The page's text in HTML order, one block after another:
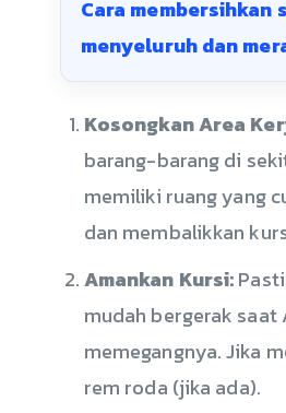
Cara membersihkan
menyeluruh dan
Kosongkan Area
barang-barang di
memiliki ruang yang
dan membalikkan
Amankan Kursi:
mudah bergerak saat
memegangnya. Jika
rem roda (jika ada).